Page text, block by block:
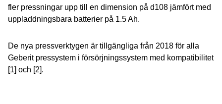
fler pressningar upp till en dimension på d108 jämfört med
uppladdningsbara batterier på 1.5 Ah.
De nya pressverktygen är tillgängliga från 2018 för alla
Geberit pressystem i försörjningssystem med kompatibilitet
[1] och [2].